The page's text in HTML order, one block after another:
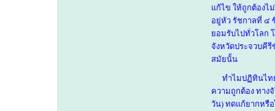
แก้ไข ให้ถูกต้องไ
อยู่หัว รัชกาลที่ ๔
ยอมรับไปทั่วโลก
จังหวัดประจวบคีรี
สมัยนั้น
ทำไมปฏิทินไท
ความถูกต้อง ทาง
วัน) ทดแก้ยากหรื